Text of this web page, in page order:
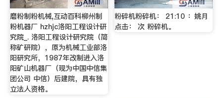
磨粉制粉机械,互动百科柳州制
粉机器厂 hzhjc洛阳工程设计研
究院_. 洛阳工程设计研究院（简
称矿研院），原为机械工业部洛
阳研究所，1987年改制进入洛
阳矿山机器厂（现为中国中信集
团公司 中信）后建院，具有独
立法人资格。
粉碎机粉碎机： 21:10 ：姚月
点击： 次 粉碎机。